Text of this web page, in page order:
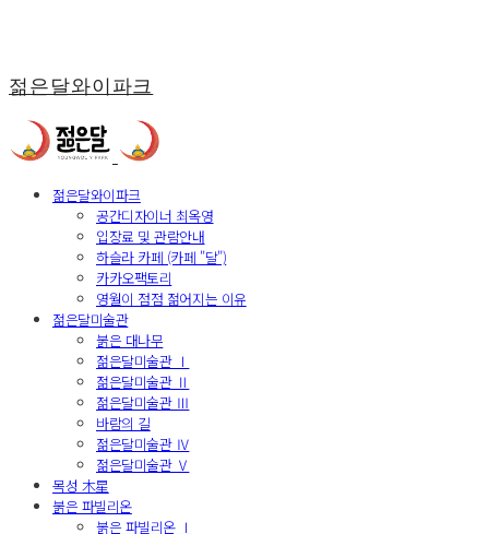
젊은달와이파크
젊은달와이파크
공간디자이너 최옥영
입장료 및 관람안내
하슬라 카페 (카페 "달")
카카오팩토리
영월이 점점 젊어지는 이유
젊은달미술관
붉은 대나무
젊은달미술관 Ⅰ
젊은달미술관 Ⅱ
젊은달미술관 Ⅲ
바람의 길
젊은달미술관 Ⅳ
젊은달미술관 Ⅴ
목성 木星
붉은 파빌리온
붉은 파빌리온 Ⅰ